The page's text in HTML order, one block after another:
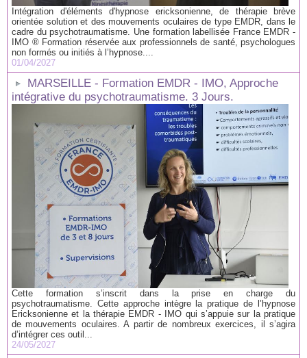
Intégration d'éléments d'hypnose ericksonienne, de thérapie brève
orientée solution et des mouvements oculaires de type EMDR, dans le
cadre du psychotraumatisme. Une formation labellisée France EMDR -
IMO ® Formation réservée aux professionnels de santé, psychologues
non formés ou initiés à l’hypnose....
01/04/2027
MARSEILLE - Formation EMDR - IMO, Approche
intégrative du psychotraumatisme. 3 Jours.
Cette formation s’inscrit dans la prise en charge du
psychotraumatisme. Cette approche intègre la pratique de l’hypnose
Ericksonienne et la thérapie EMDR - IMO qui s’appuie sur la pratique
de mouvements oculaires. A partir de nombreux exercices, il s’agira
d’intégrer ces outil...
24/05/2027